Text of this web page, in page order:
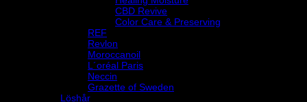
CBD Revive
Color Care & Preserving
REF
Revlon
Moroccanoil
L´oréal Paris
Neccin
Grazette of Sweden
Löshår